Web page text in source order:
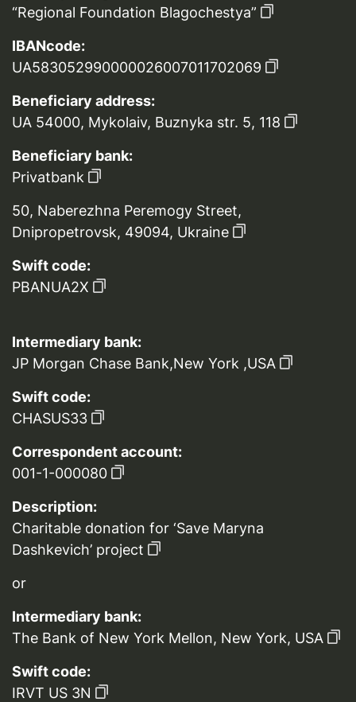
“Regional Foundation Blagochestya”
IBANcode:
UA583052990000026007011702069
Beneficiary address:
UA 54000, Mykolaiv, Buznyka str. 5, 118
Beneficiary bank:
Privatbank
50, Naberezhna Peremogy Street,
Dnipropetrovsk, 49094, Ukraine
Swift code:
PBANUA2X
Intermediary bank:
JP Morgan Chase Bank,New York ,USA
Swift code:
CHASUS33
Correspondent account:
001-1-000080
Description:
Charitable donation for ‘Save Maryna
Dashkevich’ project
or
Intermediary bank:
The Bank of New York Mellon, New York, USA
Swift code:
IRVT US 3N